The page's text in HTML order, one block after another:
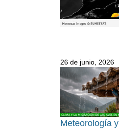
26 de junio, 2026
Meteorología y